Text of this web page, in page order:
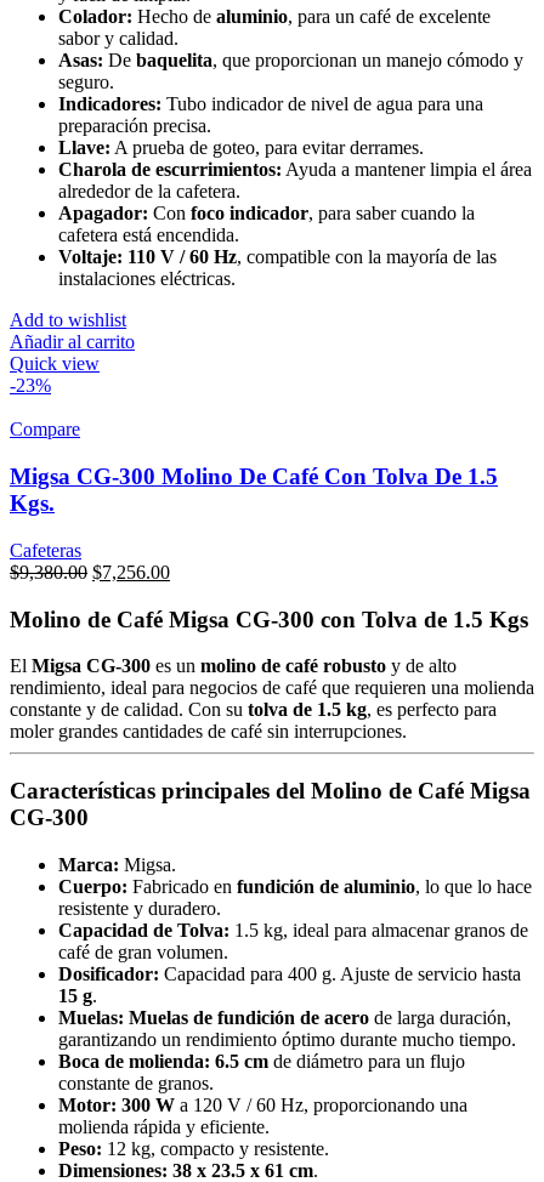
Colador: Hecho de aluminio, para un café de excelente
sabor y calidad.
Asas: De baquelita, que proporcionan un manejo cómodo y
seguro.
Indicadores: Tubo indicador de nivel de agua para una
preparación precisa.
Llave: A prueba de goteo, para evitar derrames.
Charola de escurrimientos: Ayuda a mantener limpia el área
alrededor de la cafetera.
Apagador: Con foco indicador, para saber cuando la
cafetera está encendida.
Voltaje: 110 V / 60 Hz, compatible con la mayoría de las
instalaciones eléctricas.
Add to wishlist
Añadir al carrito
Quick view
-23%
Compare
Migsa CG-300 Molino De Café Con Tolva De 1.5
Kgs.
Cafeteras
$9,380.00 Original
was:
$7,256.00Current
is:
$7,256.00.
Molino de Café Migsa CG-300 con Tolva de 1.5 Kgs
El Migsa CG-300 es un molino de café robusto y de alto
rendimiento, ideal para negocios de café que requieren una molienda
constante y de calidad. Con su tolva de 1.5 kg, es perfecto para
moler grandes cantidades de café sin interrupciones.
Características principales del Molino de Café Migsa
CG-300
Marca: Migsa.
Cuerpo: Fabricado en fundición de aluminio, lo que lo hace
resistente y duradero.
Capacidad de Tolva: 1.5 kg, ideal para almacenar granos de
café de gran volumen.
Dosificador: Capacidad para 400 g. Ajuste de servicio hasta
15 g.
Muelas: Muelas de fundición de acero de larga duración,
garantizando un rendimiento óptimo durante mucho tiempo.
Boca de molienda: 6.5 cm de diámetro para un flujo
constante de granos.
Motor: 300 W a 120 V / 60 Hz, proporcionando una
molienda rápida y eficiente.
Peso: 12 kg, compacto y resistente.
Dimensiones: 38 x 23.5 x 61 cm.